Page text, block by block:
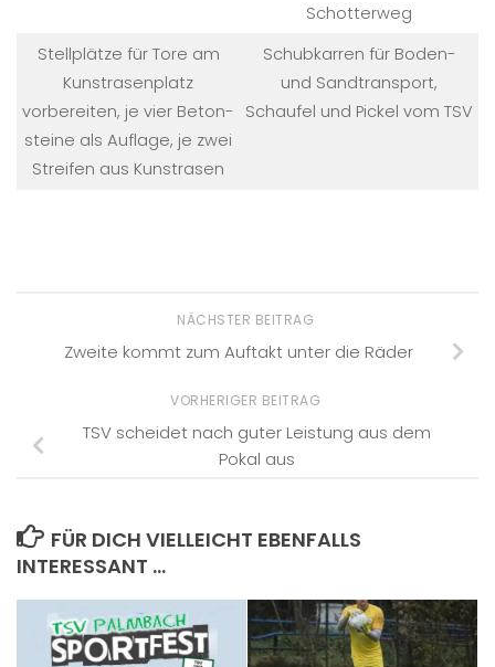
Schotterweg
Stellplätze für Tore am
Kunst­rasen­platz
vorbereiten, je vier Beton­
steine als Auflage, je zwei
Streifen aus Kunstrasen
Schubkarren für Boden-
und Sandtransport,
Schaufel und Pickel vom TSV
NÄCHSTER BEITRAG
Zweite kommt zum Auftakt unter die Räder
VORHERIGER BEITRAG
TSV scheidet nach guter Leistung aus dem
Pokal aus
FÜR DICH VIELLEICHT EBENFALLS
INTERESSANT …